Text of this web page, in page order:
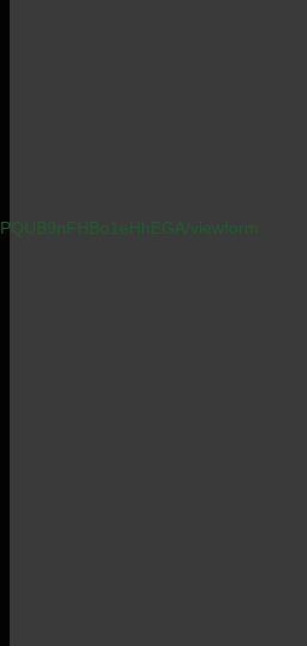
viewform